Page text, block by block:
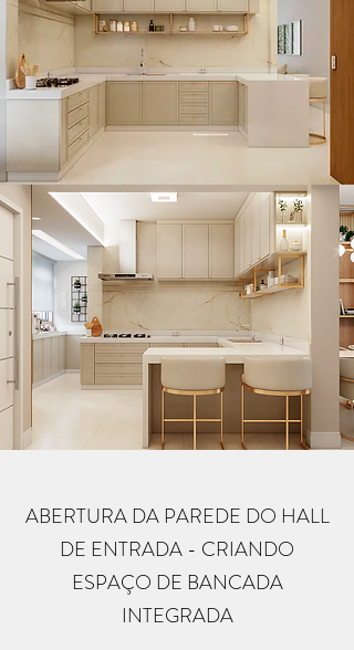
ABERTURA DA PAREDE DO HALL
DE ENTRADA - CRIANDO
ESPAÇO DE BANCADA
INTEGRADA